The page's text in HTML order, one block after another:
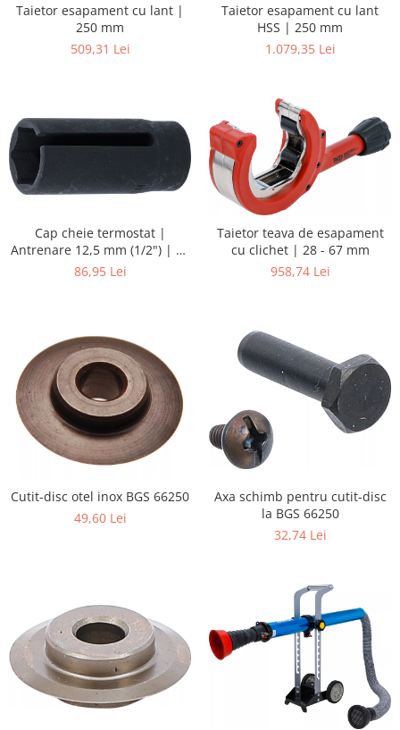
Taietor esapament cu lant |
250 mm
509,31 Lei
Taietor esapament cu lant
HSS | 250 mm
1.079,35 Lei
Cap cheie termostat |
Antrenare 12,5 mm (1/2") | 29
mm
86,95 Lei
Taietor teava de esapament
cu clichet | 28 - 67 mm
958,74 Lei
Cutit-disc otel inox BGS 66250
49,60 Lei
Axa schimb pentru cutit-disc
la BGS 66250
32,74 Lei